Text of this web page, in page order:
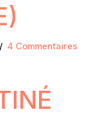
4 Commentaires